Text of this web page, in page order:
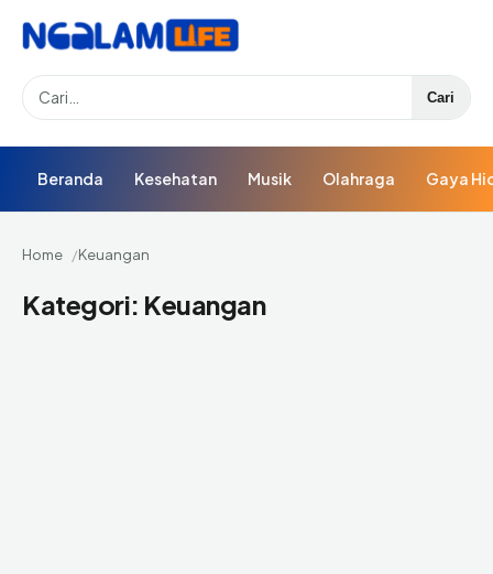
Search Cari
Beranda Kesehatan Musik Olahraga Gaya
Home Keuangan
Kategori: Keuangan